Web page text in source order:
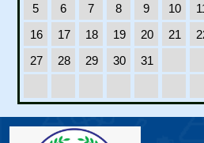
5
6 7 8 9 10
16
17 18 19 20 21
27
28 29 30 31